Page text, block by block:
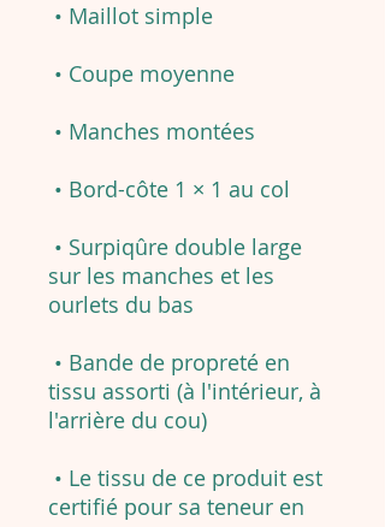
• Maillot simple
• Coupe moyenne
• Manches montées
• Bord-côte 1 × 1 au col
• Surpiqûre double large
sur les manches et les
ourlets du bas
• Bande de propreté en
tissu assorti (à l'intérieur, à
l'arrière du cou)
• Le tissu de ce produit est
certifié pour sa teneur en